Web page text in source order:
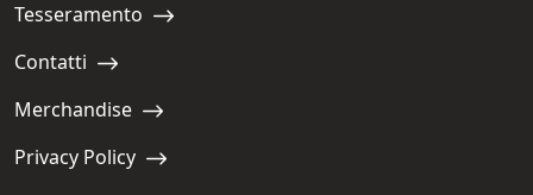
Navigate to:
Tesseramento
Navigate to:
Contatti
Navigate to:
Merchandise
Navigate to:
Privacy Policy